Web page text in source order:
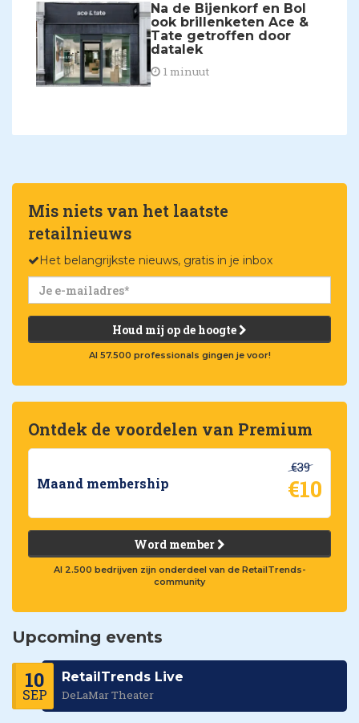
Na de Bijenkorf en Bol
ook brillenketen Ace &
Tate getroffen door
datalek
1 minuut
Mis niets van het laatste
retailnieuws
Het belangrijkste nieuws, gratis in je inbox
Houd mij op de hoogte
Al 57.500 professionals gingen je voor!
Ontdek de voordelen van Premium
Maand membership
€39
€10
Word member
Al 2.500 bedrijven zijn onderdeel van de RetailTrends-
community
Upcoming events
10
SEP
RetailTrends Live
DeLaMar Theater